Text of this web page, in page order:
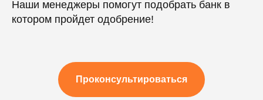
Наши менеджеры помогут подобрать банк в
котором пройдет одобрение!
Проконсультироваться